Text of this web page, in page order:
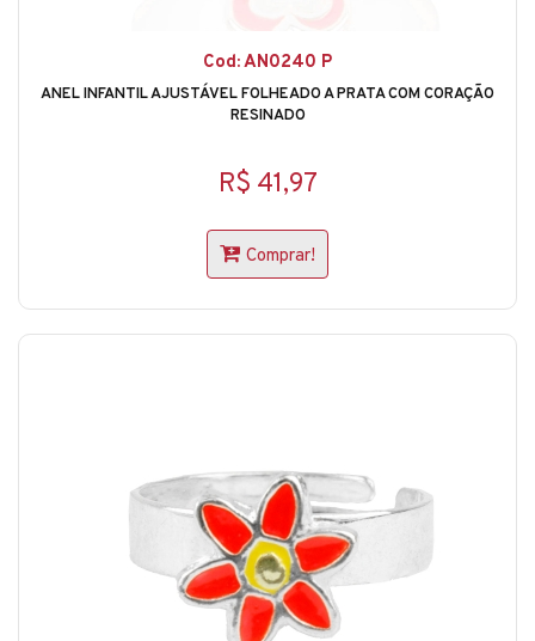
Cod: AN0240 P
ANEL INFANTIL AJUSTÁVEL FOLHEADO A PRATA COM CORAÇÃO
RESINADO
R$ 41,97
Comprar!